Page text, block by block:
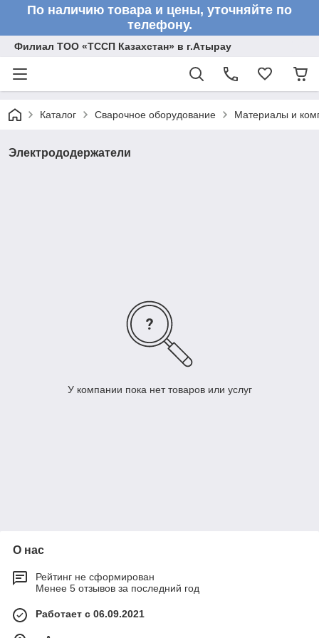
По наличию товара и цены, уточняйте по
телефону.
Филиал ТОО «ТССП Казахстан» в г.Атырау
Каталог Сварочное оборудование Материалы и
Электрододержатели
У компании пока нет товаров или услуг
О нас
Рейтинг не сформирован
Менее 5 отзывов за последний год
Работает с 06.09.2021